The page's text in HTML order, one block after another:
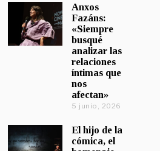
Anxos
Fazáns:
«Siempre
busqué
analizar las
relaciones
íntimas que
nos
afectan»
5 junio, 2026
El hijo de la
cómica, el